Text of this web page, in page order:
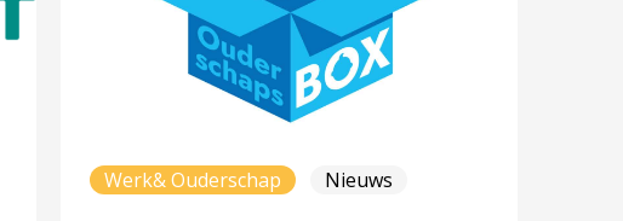
Werk& Ouderschap Nieuws